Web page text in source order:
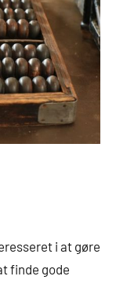
i at gøre
finde gode